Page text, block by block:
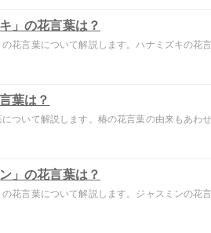
」の花言葉は？
の花言葉について解説します。ハナミズキの花
葉は？
について解説します。椿の花言葉の由来もあわ
」の花言葉は？
の花言葉について解説します。ジャスミンの花